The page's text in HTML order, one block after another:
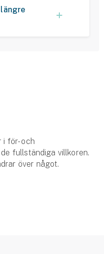
i för- och
fullständiga villkoren.
över något.